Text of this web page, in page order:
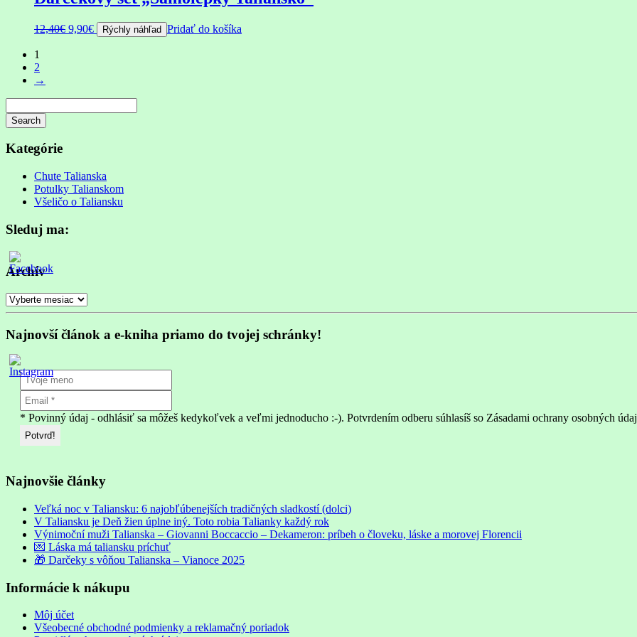
12,40€ Pôvodná
9,90€Aktuálna
cena
Rýchly náhľad Pridať do košíka
1
2
→
Search
is
progress
Kategórie
Chute Talianska
Potulky Talianskom
Všeličo o Taliansku
Sleduj ma:
Archív
Archív
Najnovší článok a e-kniha priamo do tvojej schránky!
* Povinný údaj - odhlásiť sa môžeš kedykoľvek a veľmi jednoducho :-). Potvrdením odberu súhlasíš so Zásadami ochrany osobných
Najnovšie články
Veľká noc v Taliansku: 6 najobľúbenejších tradičných sladkostí (dolci)
V Taliansku je Deň žien úplne iný. Toto robia Talianky každý rok
Výnimoční muži Talianska – Giovanni Boccaccio – Dekameron: príbeh o človeku, láske a morovej Florencii
💌 Láska má taliansku príchuť
🎁 Darčeky s vôňou Talianska – Vianoce 2025
Informácie k nákupu
Môj účet
Všeobecné obchodné podmienky a reklamačný poriadok